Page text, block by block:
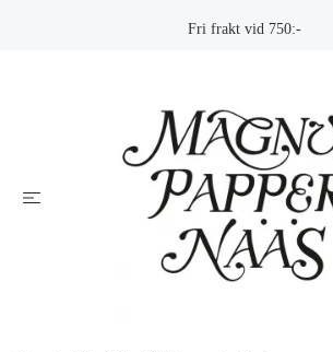
Fri frakt vid 750:-